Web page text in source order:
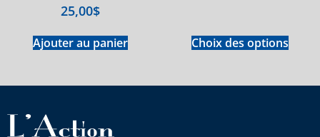
25,00$
Ajouter au panier Choix des options